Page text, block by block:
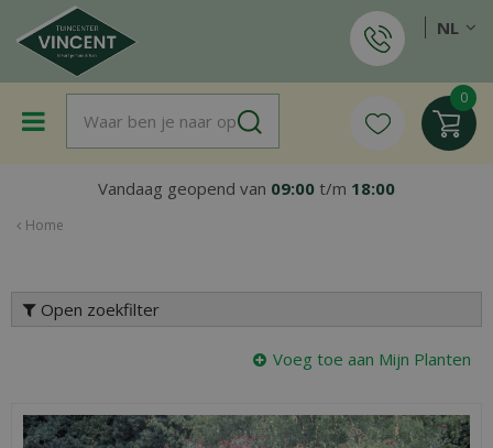
a
Home
Vandaag geopend van 09:00 t/m 18:00
NL
Open zoekfilter
Voeg toe aan Mijn Planten